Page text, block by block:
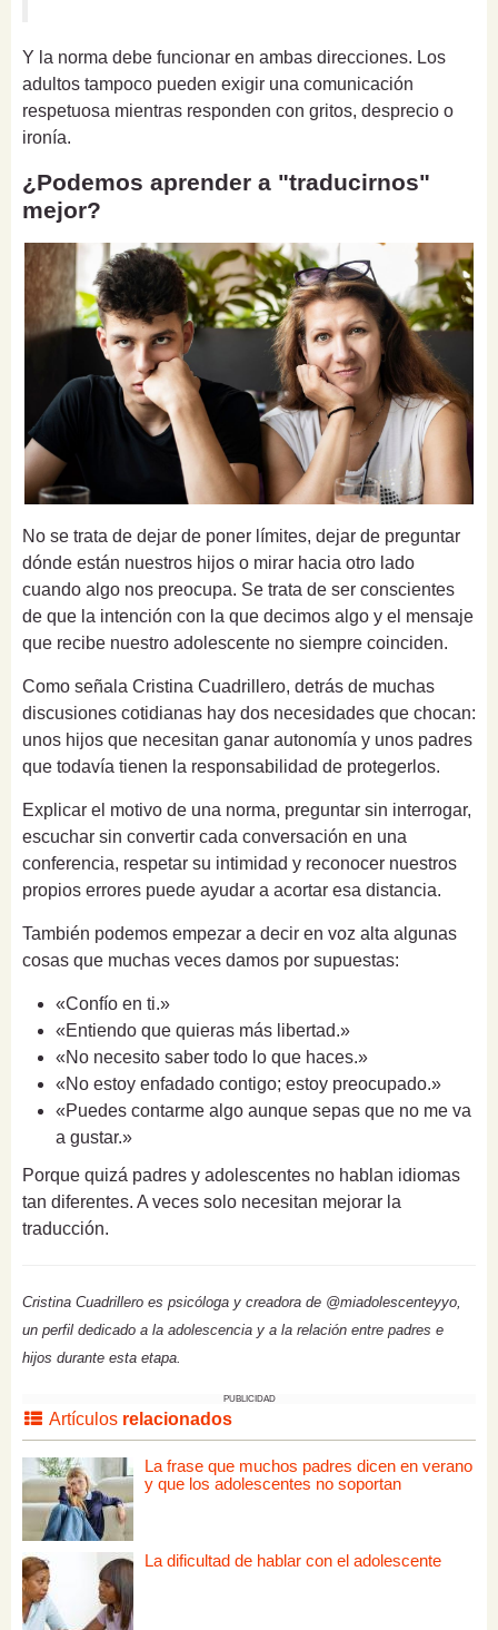
Y la norma debe funcionar en ambas direcciones. Los
adultos tampoco pueden exigir una comunicación
respetuosa mientras responden con gritos, desprecio o
ironía.
¿Podemos aprender a "traducirnos"
mejor?
No se trata de dejar de poner límites, dejar de preguntar
dónde están nuestros hijos o mirar hacia otro lado
cuando algo nos preocupa. Se trata de ser conscientes
de que la intención con la que decimos algo y el mensaje
que recibe nuestro adolescente no siempre coinciden.
Como señala Cristina Cuadrillero, detrás de muchas
discusiones cotidianas hay dos necesidades que chocan:
unos hijos que necesitan ganar autonomía y unos padres
que todavía tienen la responsabilidad de protegerlos.
Explicar el motivo de una norma, preguntar sin interrogar,
escuchar sin convertir cada conversación en una
conferencia, respetar su intimidad y reconocer nuestros
propios errores puede ayudar a acortar esa distancia.
También podemos empezar a decir en voz alta algunas
cosas que muchas veces damos por supuestas:
«Confío en ti.»
«Entiendo que quieras más libertad.»
«No necesito saber todo lo que haces.»
«No estoy enfadado contigo; estoy preocupado.»
«Puedes contarme algo aunque sepas que no me va
a gustar.»
Porque quizá padres y adolescentes no hablan idiomas
tan diferentes. A veces solo necesitan mejorar la
traducción.
Cristina Cuadrillero es psicóloga y creadora de @miadolescenteyyo,
un perfil dedicado a la adolescencia y a la relación entre padres e
hijos durante esta etapa.
PUBLICIDAD
Artículos relacionados
La frase que muchos padres dicen en verano
y que los adolescentes no soportan
La dificultad de hablar con el adolescente